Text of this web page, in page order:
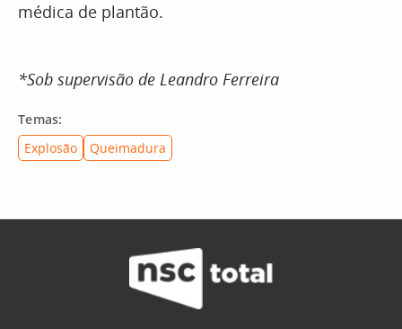
médica de plantão.
*Sob supervisão de Leandro Ferreira
Temas:
Explosão
Queimadura